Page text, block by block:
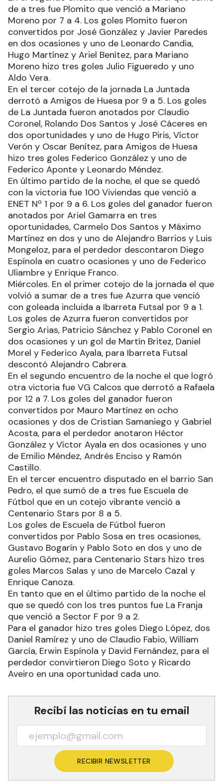
de a tres fue Plomito que venció a Mariano
Moreno por 7 a 4. Los goles Plomito fueron
convertidos por José González y Javier Paredes
en dos ocasiones y uno de Leonardo Candia,
Hugo Martínez y Ariel Benítez, para Mariano
Moreno hizo tres goles Julio Figueredo y uno
Aldo Vera.
En el tercer cotejo de la jornada La Juntada
derrotó a Amigos de Huesa por 9 a 5. Los goles
de La Juntada fueron anotados por Claudio
Coronel, Rolando Dos Santos y José Cáceres en
dos oportunidades y uno de Hugo Piris, Víctor
Verón y Oscar Benítez, para Amigos de Huesa
hizo tres goles Federico González y uno de
Federico Aponte y Leonardo Méndez.
En último partido de la noche, el que se quedó
con la victoria fue 100 Viviendas que venció a
ENET Nº 1 por 9 a 6. Los goles del ganador fueron
anotados por Ariel Gamarra en tres
oportunidades, Carmelo Dos Santos y Máximo
Martínez en dos y uno de Alejandro Barrios y Luis
Mongeloz, para el perdedor descontaron Diego
Espínola en cuatro ocasiones y uno de Federico
Uliambre y Enrique Franco.
Miércoles. En el primer cotejo de la jornada el que
volvió a sumar de a tres fue Azurra que venció
con goleada incluida a Ibarreta Futsal por 9 a 1.
Los goles de Azurra fueron convertidos por
Sergio Arias, Patricio Sánchez y Pablo Coronel en
dos ocasiones y un gol de Martín Britez, Daniel
Morel y Federico Ayala, para Ibarreta Futsal
descontó Alejandro Cabrera.
En el segundo encuentro de la noche el que logró
otra victoria fue VG Calcos que derrotó a Rafaela
por 12 a 7. Los goles del ganador fueron
convertidos por Mauro Martínez en ocho
ocasiones y dos de Cristian Samaniego y Gabriel
Acosta, para el perdedor anotaron Héctor
González y Víctor Ayala en dos ocasiones y uno
de Emilio Méndez, Andrés Enciso y Ramón
Castillo.
En el tercer encuentro disputado en el barrio San
Pedro, el que sumó de a tres fue Escuela de
Fútbol que en un cotejo vibrante venció a
Centenario Stars por 8 a 5.
Los goles de Escuela de Fútbol fueron
convertidos por Pablo Sosa en tres ocasiones,
Gustavo Bogarín y Pablo Soto en dos y uno de
Aurelio Gómez, para Centenario Stars hizo tres
goles Marcos Salas y uno de Marcelo Cazal y
Enrique Canoza.
En tanto que en el último partido de la noche el
que se quedó con los tres puntos fue La Franja
que venció a Sector F por 9 a 2.
Para el ganador hizo tres goles Diego López, dos
Daniel Ramírez y uno de Claudio Fabio, William
García, Erwin Espínola y David Fernández, para el
perdedor convirtieron Diego Soto y Ricardo
Aveiro en una oportunidad cada uno.
Recibí las noticias en tu email
RECIBIR NEWSLETTER